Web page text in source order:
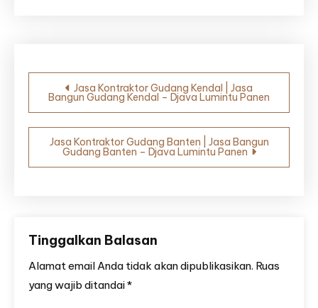
Navigasi
pos
Jasa Kontraktor Gudang Kendal | Jasa
Bangun Gudang Kendal – Djava Lumintu Panen
Jasa Kontraktor Gudang Banten | Jasa Bangun
Gudang Banten – Djava Lumintu Panen
Tinggalkan Balasan
Alamat email Anda tidak akan dipublikasikan. Ruas
yang wajib ditandai*